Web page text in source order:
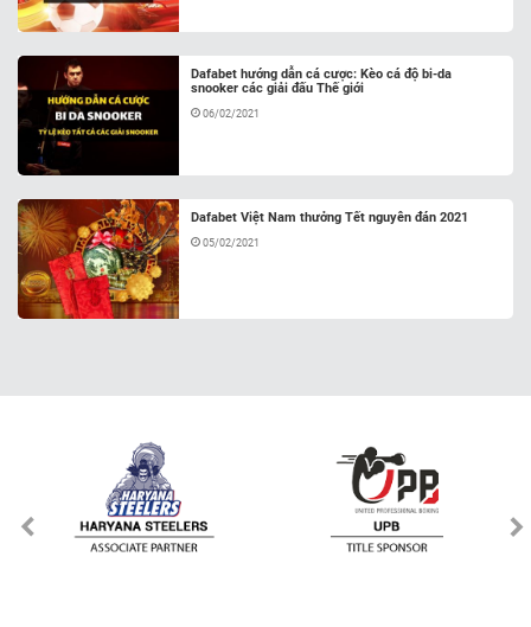
Dafabet hướng dẫn cá cược: Kèo cá độ bi-da
snooker các giải đấu Thế giới
06/02/2021
Dafabet Việt Nam thưởng Tết nguyên đán 2021
05/02/2021